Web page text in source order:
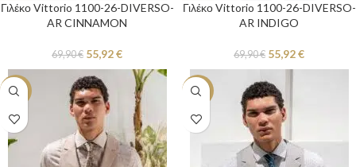
Γιλέκο Vittorio 1100-26-DIVERSO-
AR CINNAMON
69,90€ 55,92€
Γιλέκο Vittorio 1100-26-DIVERSO-
AR INDIGO
69,90€ 55,92€
-20% -20%